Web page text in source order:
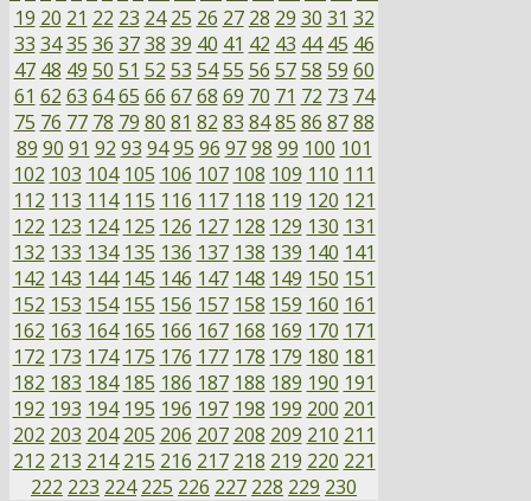
19 20 21 22 23 24 25 26 27 28 29 30 31 32
33 34 35 36 37 38 39 40 41 42 43 44 45 46
47 48 49 50 51 52 53 54 55 56 57 58 59 60
61 62 63 64 65 66 67 68 69 70 71 72 73 74
75 76 77 78 79 80 81 82 83 84 85 86 87 88
89 90 91 92 93 94 95 96 97 98 99 100 101
102 103 104 105 106 107 108 109 110 111
112 113 114 115 116 117 118 119 120 121
122 123 124 125 126 127 128 129 130 131
132 133 134 135 136 137 138 139 140 141
142 143 144 145 146 147 148 149 150 151
152 153 154 155 156 157 158 159 160 161
162 163 164 165 166 167 168 169 170 171
172 173 174 175 176 177 178 179 180 181
182 183 184 185 186 187 188 189 190 191
192 193 194 195 196 197 198 199 200 201
202 203 204 205 206 207 208 209 210 211
212 213 214 215 216 217 218 219 220 221
222 223 224 225 226 227 228 229 230